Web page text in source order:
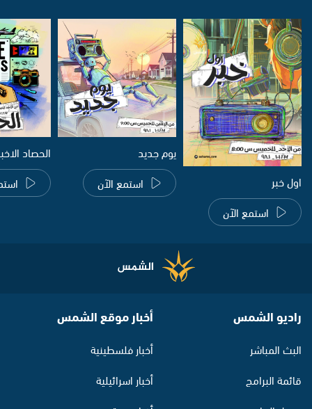
اول خبر
استمع الآن
يوم جديد
استمع الآن
الحصاد
راديو الشمس
البث المباشر
قائمة البرامج
أخبار موقع الشمس
أخبار فلسطينية
أخبار اسرائيلية